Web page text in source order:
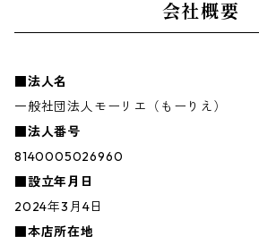
会社概要
■法人名
一般社団法人モーリエ（もーりえ）
■法人番号
8140005026960
■設立年月日
2024年3月4日
■本店所在地